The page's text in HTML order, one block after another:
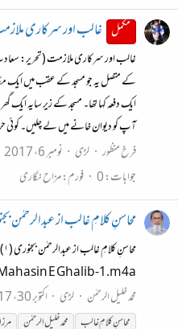
مکمل غالب اور سرکاری
غالب اور سرکاری ملازمت (تحریر:
کے متصل یہ جو مسجد کے عقب میں
ایک دفعہ کہا تھا۔ مسجد کے زیر سایہ ایک
آپ کو دیوان خانے میں لے چلیں۔
فرخ منظور لڑی نومبر 6، 2017
جوابات: 0 فورم:مزاح نگاری
محاسنِ کلامِ غالب از عبدالرحمٰن
E Ghalib-1.m4a
محمد خلیل الرحمٰن
لڑی اکتوبر 30، 2017
محاسنِ کلامِغالب محمد خلیل الرحمٰن مرزا